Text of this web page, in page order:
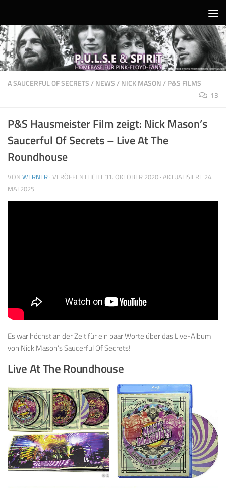
A SAUCERFUL OF SECRETS/NEWS/NICK MASON/P&S FILMS
13
P&S Hausmeister Film zeigt: Nick Mason’s
Saucerful Of Secrets – Live At The
Roundhouse
VON WERNER · VERÖFFENTLICHT 31. OKTOBER 2020 · AKTUALISIERT 24.
MAI 2025
Es war höchst an der Zeit für ein paar Worte über das Live-Album
von Nick Mason’s Saucerful Of Secrets!
Live At The Roundhouse